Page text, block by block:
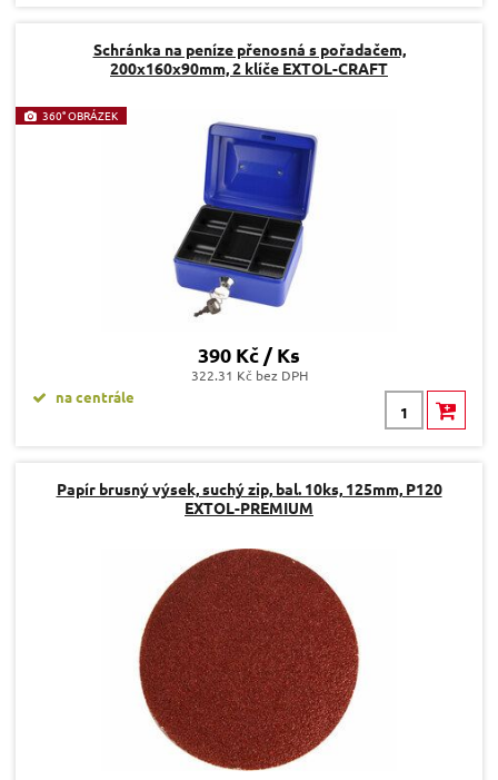
Schránka na peníze přenosná s pořadačem,
200x160x90mm, 2 klíče EXTOL-CRAFT
360° OBRÁZEK
390 Kč / Ks
322.31 Kč bez DPH
na centrále
Papír brusný výsek, suchý zip, bal. 10ks, 125mm, P120
EXTOL-PREMIUM